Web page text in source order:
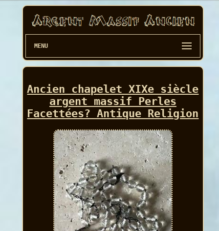
MENU
Ancien chapelet XIXe siècle
argent massif Perles
Facettées? Antique Religion